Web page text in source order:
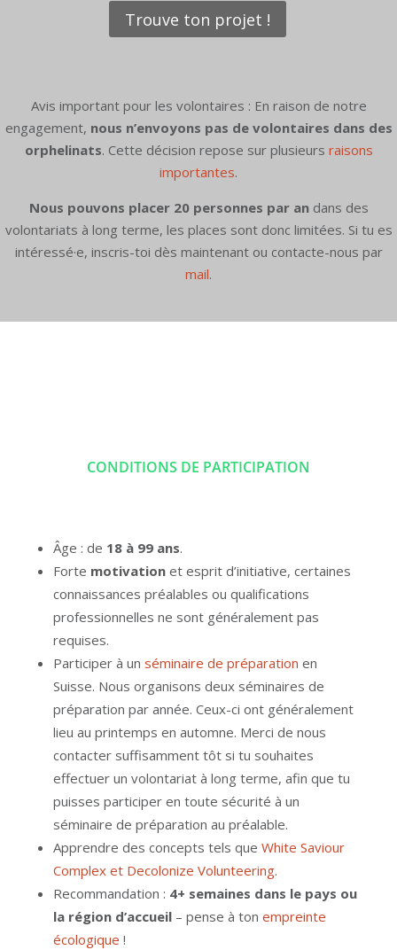
Trouve ton projet !
Avis important pour les volontaires : En raison de notre
engagement, nous n’envoyons pas de volontaires dans des
orphelinats. Cette décision repose sur plusieurs raisons
importantes.
Nous pouvons placer 20 personnes par andans des
volontariats à long terme, les places sont donc limitées. Si tu es
intéressé·e, inscris-toi dès maintenant ou contacte-nous par
mail.
CONDITIONS DE PARTICIPATION
Âge : de 18 à 99 ans.
Forte motivationet esprit d’initiative, certaines
connaissances préalables ou qualifications
professionnelles ne sont généralement pas
requises.
Participer à un séminaire de préparation en
Suisse. Nous organisons deux séminaires de
préparation par année. Ceux-ci ont généralement
lieu au printemps en automne. Merci de nous
contacter suffisamment tôt si tu souhaites
effectuer un volontariat à long terme, afin que tu
puisses participer en toute sécurité à un
séminaire de préparation au préalable.
Apprendre des concepts tels que White Saviour
Complex et Decolonize Volunteering.
Recommandation : 4+ semaines dans le pays ou
la région d’accueil – pense à ton empreinte
écologique !